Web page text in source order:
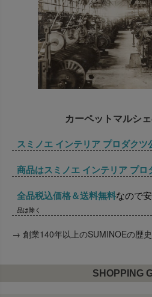
カーペットマルシ
スミノエ インテリア プロダクツ
商品はスミノエ インテリア プロ
全品税込価格＆送料無料なので
品は除く
→ 創業140年以上のSUMINOEの歴史
SHOPPING